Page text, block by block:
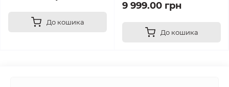
До кошика
9 999.00 грн
До кошика